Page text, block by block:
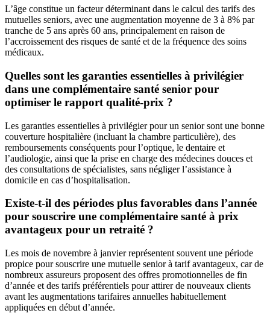
L’âge constitue un facteur déterminant dans le calcul des tarifs des
mutuelles seniors, avec une augmentation moyenne de 3 à 8% par
tranche de 5 ans après 60 ans, principalement en raison de
l’accroissement des risques de santé et de la fréquence des soins
médicaux.
Quelles sont les garanties essentielles à privilégier
dans une complémentaire santé senior pour
optimiser le rapport qualité-prix ?
Les garanties essentielles à privilégier pour un senior sont une bonne
couverture hospitalière (incluant la chambre particulière), des
remboursements conséquents pour l’optique, le dentaire et
l’audiologie, ainsi que la prise en charge des médecines douces et
des consultations de spécialistes, sans négliger l’assistance à
domicile en cas d’hospitalisation.
Existe-t-il des périodes plus favorables dans l’année
pour souscrire une complémentaire santé à prix
avantageux pour un retraité ?
Les mois de novembre à janvier représentent souvent une période
propice pour souscrire une mutuelle senior à tarif avantageux, car de
nombreux assureurs proposent des offres promotionnelles de fin
d’année et des tarifs préférentiels pour attirer de nouveaux clients
avant les augmentations tarifaires annuelles habituellement
appliquées en début d’année.